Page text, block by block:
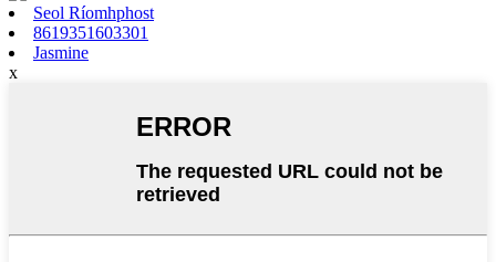
Seol Ríomhphost
8619351603301
Jasmine
x